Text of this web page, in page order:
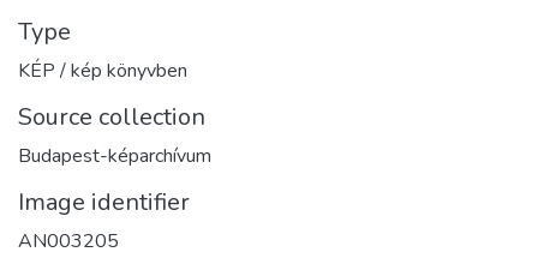
Type
KÉP / kép könyvben
Source collection
Budapest-képarchívum
Image identifier
AN003205